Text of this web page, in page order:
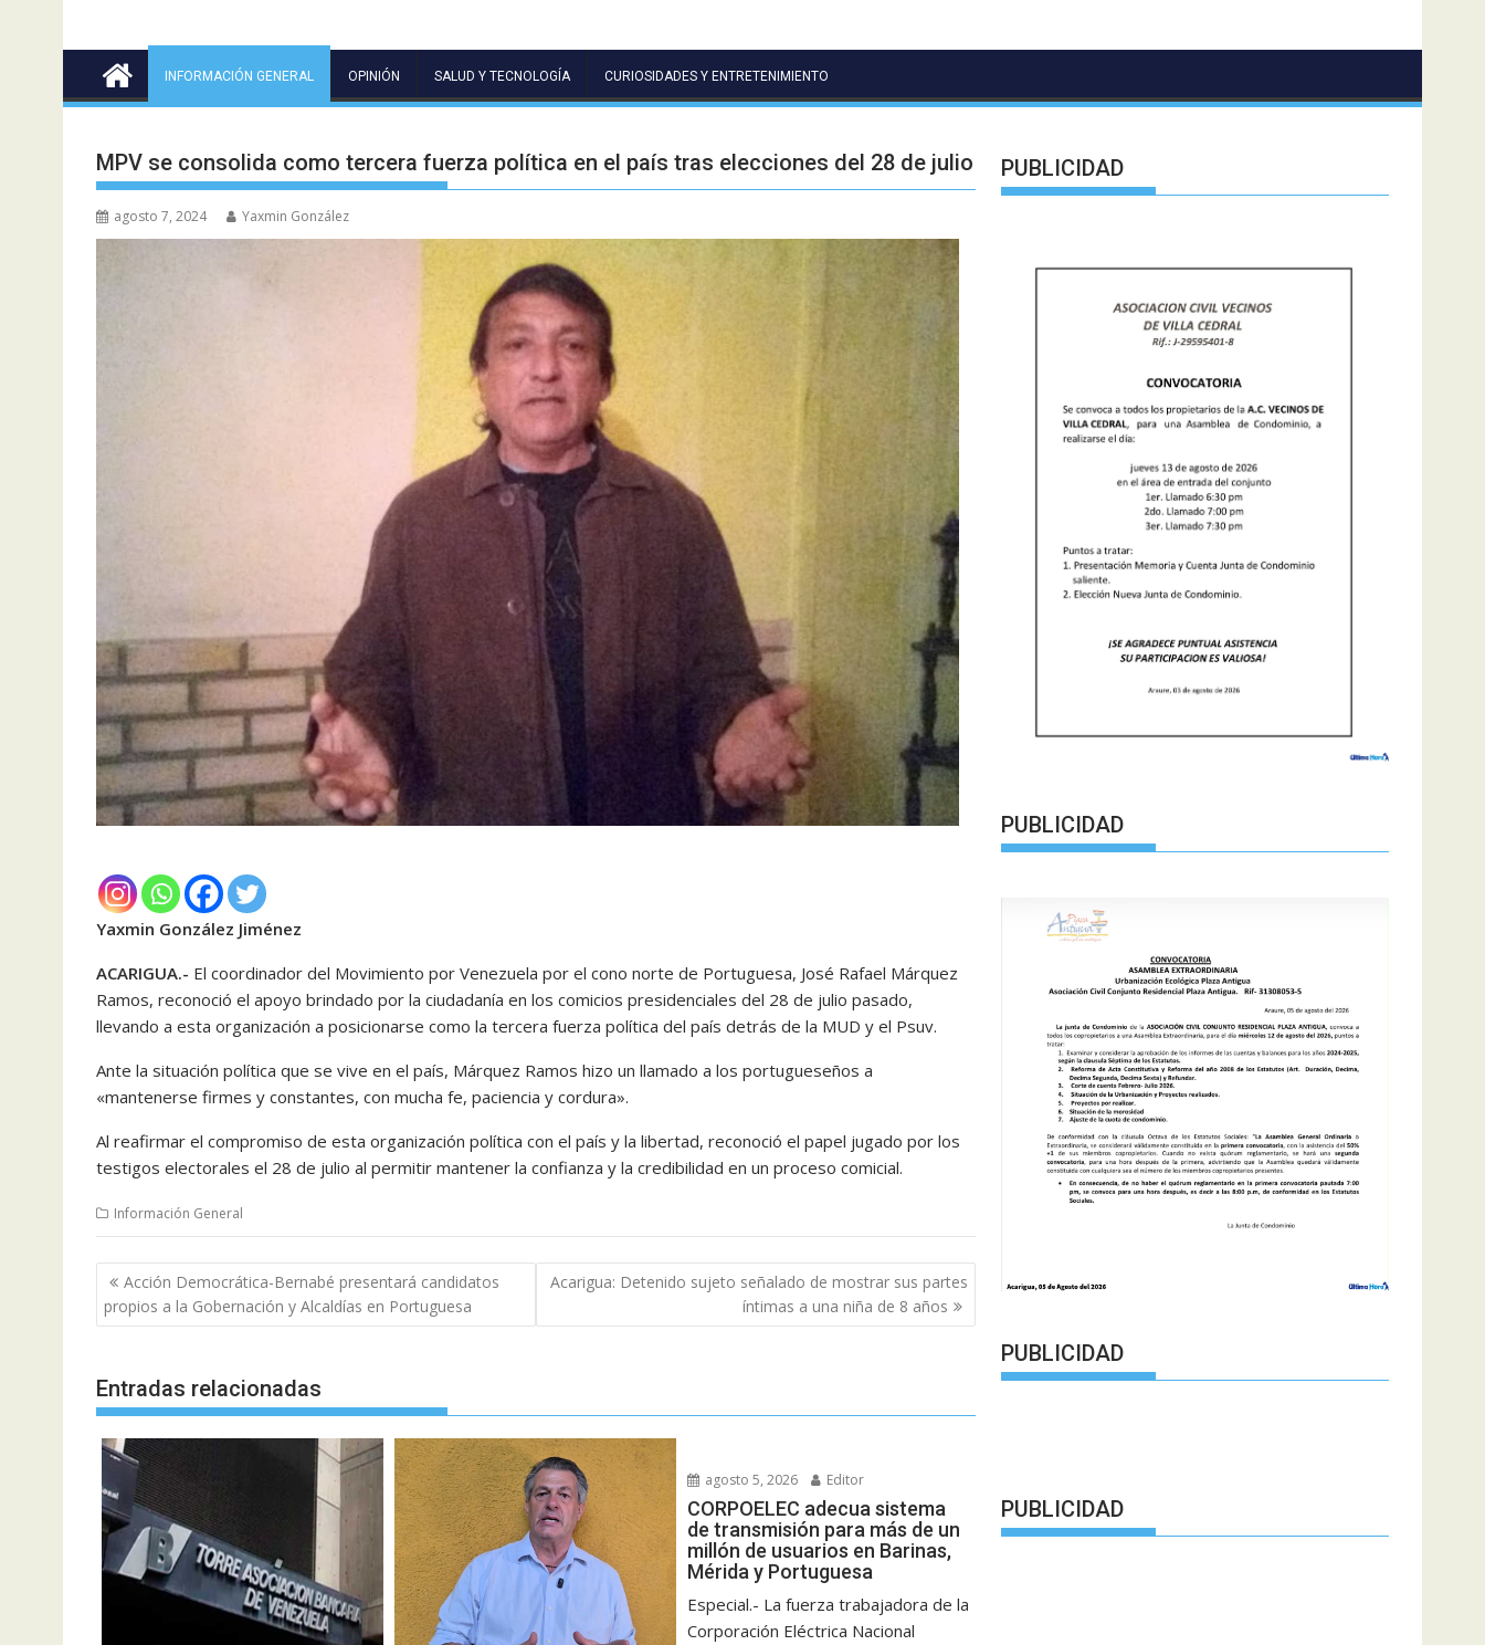
INFORMACIÓN GENERAL OPINIÓN SALUD Y TECNOLOGÍA CURIOSIDADES Y ENTRETENIMIENTO
MPV se consolida como tercera fuerza política en el país tras elecciones del 28 de julio
agosto 7, 2024 Yaxmin González
Yaxmin González Jiménez
ACARIGUA.- El coordinador del Movimiento por Venezuela por el cono norte de Portuguesa, José Rafael Márquez
Ramos, reconoció el apoyo brindado por la ciudadanía en los comicios presidenciales del 28 de julio pasado,
llevando a esta organización a posicionarse como la tercera fuerza política del país detrás de la MUD y el Psuv.
Ante la situación política que se vive en el país, Márquez Ramos hizo un llamado a los portugueseños a
«mantenerse firmes y constantes, con mucha fe, paciencia y cordura».
Al reafirmar el compromiso de esta organización política con el país y la libertad, reconoció el papel jugado por los
testigos electorales el 28 de julio al permitir mantener la confianza y la credibilidad en un proceso comicial.
Información General
Navegación
de
entradas
Acción Democrática-Bernabé presentará candidatos
propios a la Gobernación y Alcaldías en Portuguesa
Acarigua: Detenido sujeto señalado de mostrar sus partes
íntimas a una niña de 8 años
Entradas relacionadas
agosto 5, 2026 Editor
CORPOELEC adecua sistema
de transmisión para más de un
millón de usuarios en Barinas,
Mérida y Portuguesa
Especial.- La fuerza trabajadora de la
Corporación Eléctrica Nacional
PUBLICIDAD
PUBLICIDAD
PUBLICIDAD
PUBLICIDAD